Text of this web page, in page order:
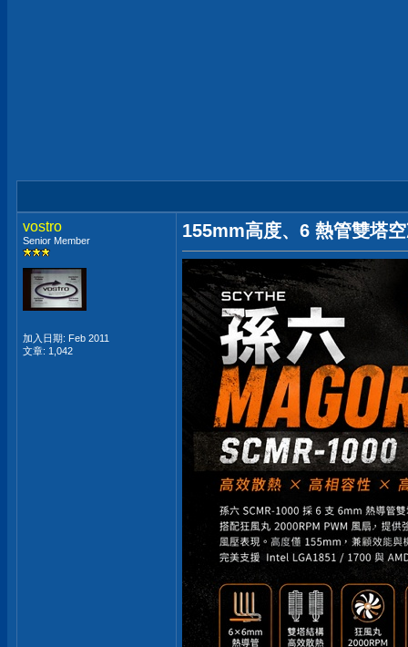
vostro
Senior Member
加入日期: Feb 2011
文章: 1,042
155mm高度、6 熱管雙塔